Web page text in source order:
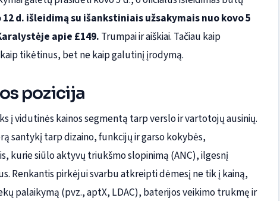
d. išleidimą su išankstiniais užsakymais nuo kovo 5
apie £149. Trumpai ir aiškiai. Tačiau kaip
tikėtinus, bet ne kaip galutinį įrodymą.
pozicija
į vidutinės kainos segmentą tarp verslo ir vartotojų ausinių.
santykį tarp dizaino, funkcijų ir garso kokybės,
kurie siūlo aktyvų triukšmo slopinimą (ANC), ilgesnį
Renkantis pirkėjui svarbu atkreipti dėmesį ne tik į kainą,
palaikymą (pvz., aptX, LDAC), baterijos veikimo trukmę ir